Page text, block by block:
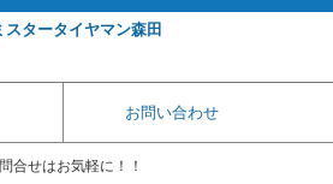
お問い合わせ
合せはお気軽に！！